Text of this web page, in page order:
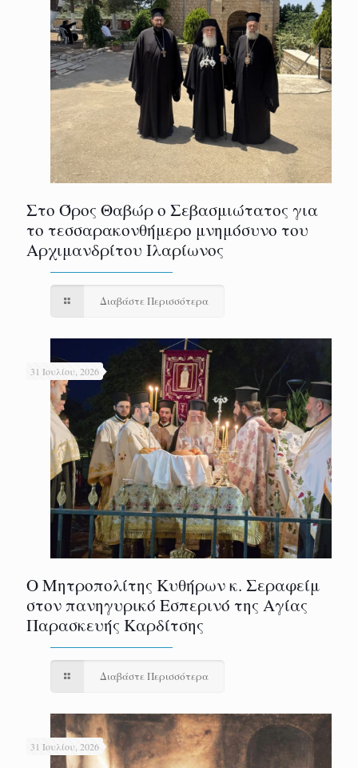
Στο Όρος Θαβώρ ο Σεβασμιώτατος για
το τεσσαρακονθήμερο μνημόσυνο του
Αρχιμανδρίτου Ιλαρίωνος
Διαβάστε Περισσότερα
31 Ιουλίου, 2026
Ο Μητροπολίτης Κυθήρων κ. Σεραφείμ
στον πανηγυρικό Εσπερινό της Αγίας
Παρασκευής Καρδίτσης
Διαβάστε Περισσότερα
31 Ιουλίου, 2026